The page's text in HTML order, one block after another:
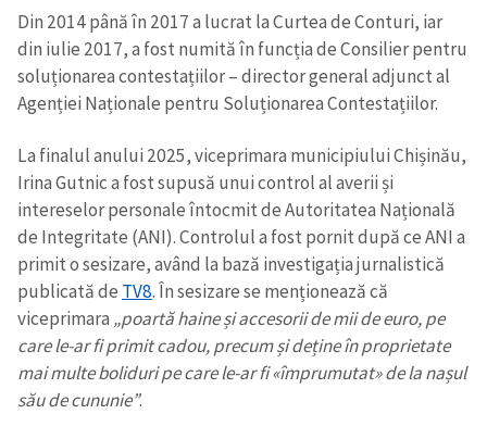
Din 2014 până în 2017 a lucrat la Curtea de Conturi, iar
din iulie 2017, a fost numită în funcția de Consilier pentru
soluționarea contestațiilor – director general adjunct al
Agenției Naționale pentru Soluționarea Contestațiilor.
La finalul anului 2025, viceprimara municipiului Chișinău,
Irina Gutnic a fost supusă unui control al averii și
intereselor personale întocmit de Autoritatea Națională
de Integritate (ANI). Controlul a fost pornit după ce ANI a
primit o sesizare, având la bază investigația jurnalistică
publicată de TV8. În sesizare se menționează că
viceprimara „poartă haine și accesorii de mii de euro, pe
care le-ar fi primit cadou, precum și deține în proprietate
mai multe boliduri pe care le-ar fi «împrumutat» de la nașul
său de cununie”.